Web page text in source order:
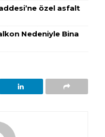
özel asfalt
Nedeniyle Bina